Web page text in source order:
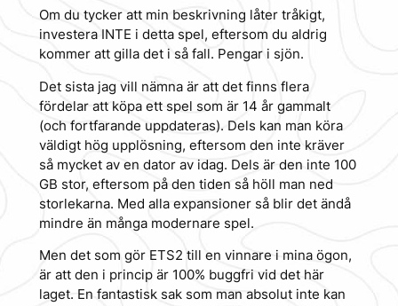
Om du tycker att min beskrivning låter tråkigt,
investera INTE i detta spel, eftersom du aldrig
kommer att gilla det i så fall. Pengar i sjön.
Det sista jag vill nämna är att det finns flera
fördelar att köpa ett spel som är 14 år gammalt
(och fortfarande uppdateras). Dels kan man köra
väldigt hög upplösning, eftersom den inte kräver
så mycket av en dator av idag. Dels är den inte 100
GB stor, eftersom på den tiden så höll man ned
storlekarna. Med alla expansioner så blir det ändå
mindre än många modernare spel.
Men det som gör ETS2 till en vinnare i mina ögon,
är att den i princip är 100% buggfri vid det här
laget. En fantastisk sak som man absolut inte kan